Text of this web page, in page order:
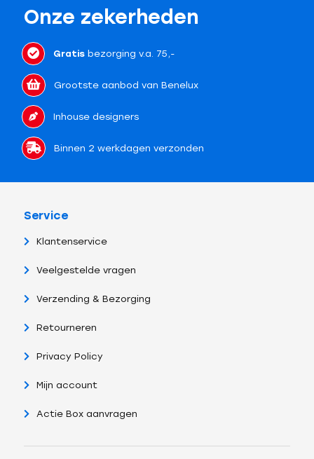
Onze zekerheden
Gratisbezorging v.a. 75,-
Grootste aanbod van Benelux
Inhouse designers
Binnen 2 werkdagen verzonden
Service
Klantenservice
Veelgestelde vragen
Verzending & Bezorging
Retourneren
Privacy Policy
Mijn account
Actie Box aanvragen